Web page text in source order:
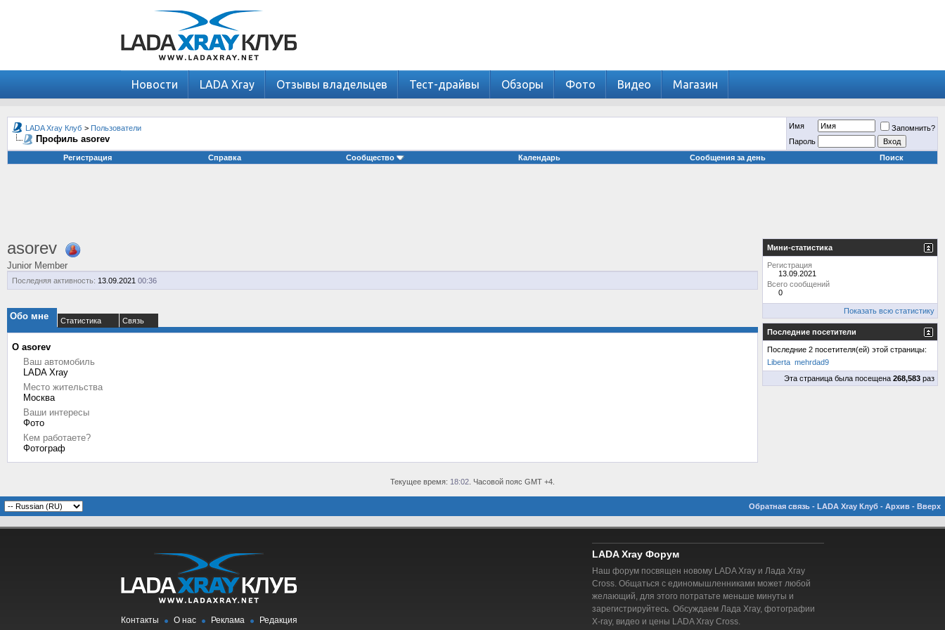
Новости LADA Xray Отзывы владельцев Тест-драйвы Обзоры Фото Видео Магазин
LADA Xray Клуб > Пользователи
Профиль asorev
Имя
Запомнить?
Пароль
Регистрация
Справка Сообщество Календарь Сообщения за день Поиск
asorev
Junior Member
Последняя активность: 13.09.2021 00:36
Обо мне Статистика Связь
О asorev
Ваш автомобиль
LADA Xray
Место жительства
Москва
Ваши интересы
Фото
Кем работаете?
Фотограф
Мини-статистика
Регистрация
13.09.2021
Всего сообщений
0
Показать всю статистику
Последние посетители
Последние 2 посетителя(ей) этой страницы:
Liberta mehrdad9
Эта страница была посещена 268,583 раз
Текущее время: 18:02 . Часовой пояс GMT +4.
Обратная связь - LADA Xray Клуб - Архив - Вверх
Контакты О нас Реклама Редакция
LADA Xray Форум
Наш форум посвящен новому LADA Xray и Лада Xray
Cross. Общаться с единомышленниками может любой
желающий, для этого потратьте меньше минуты и
зарегистрируйтесь. Обсуждаем Лада Xray, фотографии
X-ray, видео и цены LADA Xray Cross.